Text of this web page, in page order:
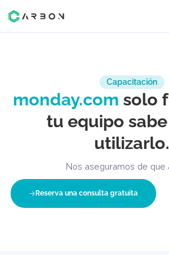
Capacitación
monday.com
tu equipo
Nos aseguramos de